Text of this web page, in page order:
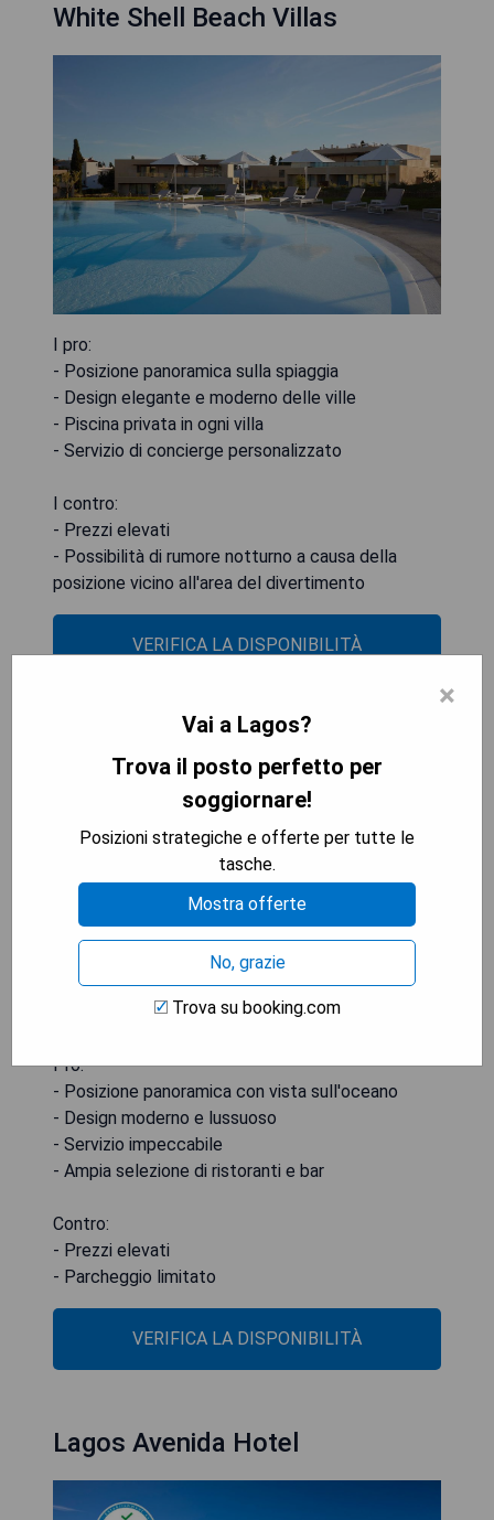
White Shell Beach Villas
I pro:
- Posizione panoramica sulla spiaggia
- Design elegante e moderno delle ville
- Piscina privata in ogni villa
- Servizio di concierge personalizzato
I contro:
- Prezzi elevati
- Possibilità di rumore notturno a causa della
posizione vicino all'area del divertimento
VERIFICA LA DISPONIBILITÀ
Pro:
- Posizione panoramica con vista sull'oceano
- Design moderno e lussuoso
- Servizio impeccabile
- Ampia selezione di ristoranti e bar
Contro:
- Prezzi elevati
- Parcheggio limitato
VERIFICA LA DISPONIBILITÀ
Lagos Avenida Hotel
×
Vai a Lagos?
Trova il posto perfetto per
soggiornare!
Posizioni strategiche e offerte per tutte le
tasche.
Mostra offerte
No, grazie
Trova su booking.com